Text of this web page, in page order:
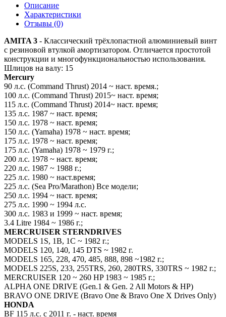
Описание
Характеристики
Отзывы (0)
AMITA 3 - Классический трёхлопастной алюминиевый винт
с резиновой втулкой амортизатором. Отличается простотой
конструкции и многофункциональностью использования.
Шлицов на валу: 15
Mercury
90 л.с. (Command Thrust) 2014 ~ наст. время.;
100 л.с. (Command Thrust) 2015~ наст. время;
115 л.с. (Command Thrust) 2014~ наст. время;
135 л.с. 1987 ~ наст. время;
150 л.с. 1978 ~ наст. время;
150 л.с. (Yamaha) 1978 ~ наст. время;
175 л.с. 1978 ~ наст. время;
175 л.с. (Yamaha) 1978 ~ 1979 г.;
200 л.с. 1978 ~ наст. время;
220 л.с. 1987 ~ 1988 г.;
225 л.с. 1980 ~ наст.время;
225 л.с. (Sea Pro/Marathon) Все модели;
250 л.с. 1994 ~ наст. время;
275 л.с. 1990 ~ 1994 л.с.
300 л.с. 1983 и 1999 ~ наст. время;
3.4 Litre 1984 ~ 1986 г.;
MERCRUISER STERNDRIVES
MODELS 1S, 1B, 1C ~ 1982 г.;
MODELS 120, 140, 145 DTS ~ 1982 г.
MODELS 165, 228, 470, 485, 888, 898 ~1982 г.;
MODELS 225S, 233, 255TRS, 260, 280TRS, 330TRS ~ 1982 г.;
MERCRUISER 120 ~ 260 HP 1983 ~ 1985 г.;
ALPHA ONE DRIVE (Gen.1 & Gen. 2 All Motors & HP)
BRAVO ONE DRIVE (Bravo One & Bravo One X Drives Only)
HONDA
BF 115 л.с. с 2011 г. - наст. время